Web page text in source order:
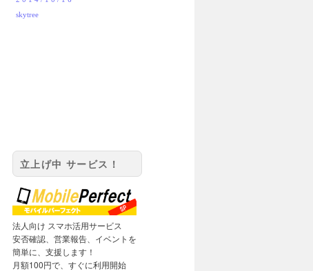
立上げ中 サービス！
法人向け スマホ活用サービス
安否確認、営業報告、イベントを
簡単に、支援します！
月額100円で、すぐに利用開始